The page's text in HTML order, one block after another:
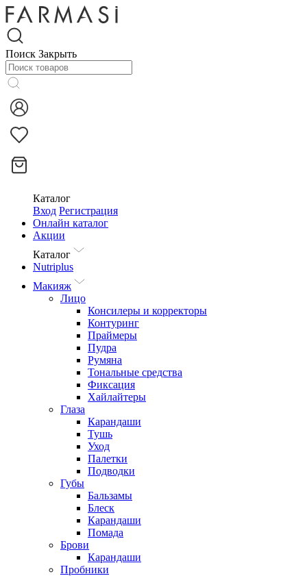
Поиск Закрыть
Каталог
Вход Регистрация
Онлайн каталог
Акции
Каталог
Nutriplus
Макияж
Лицо
Консилеры и корректоры
Контуринг
Праймеры
Пудра
Румяна
Тональные средства
Фиксация
Хайлайтеры
Глаза
Карандаши
Тушь
Уход
Палетки
Подводки
Губы
Бальзамы
Блеск
Карандаши
Помада
Брови
Карандаши
Пробники